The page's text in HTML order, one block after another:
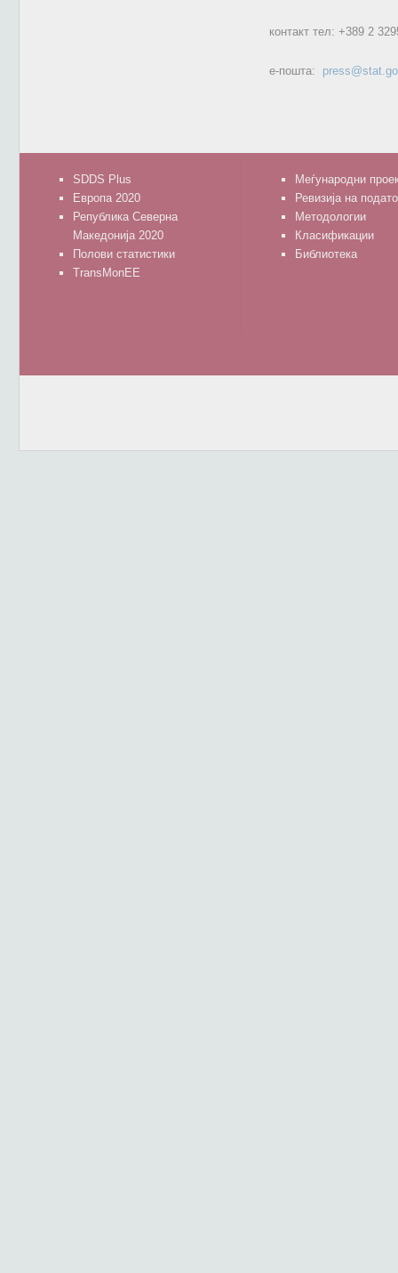
контакт тел: +389 2
е-пошта:
SDDS Plus
Европа 2020
Република Северна
Македонија 2020
Полови статистики
TransMonEE
Меѓународни
Ревизија на
Методологии
Класификации
Библиотека